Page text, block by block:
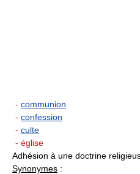
- communion
- confession
- culte
- église
Adhésion à une doctrine
Synonymes :